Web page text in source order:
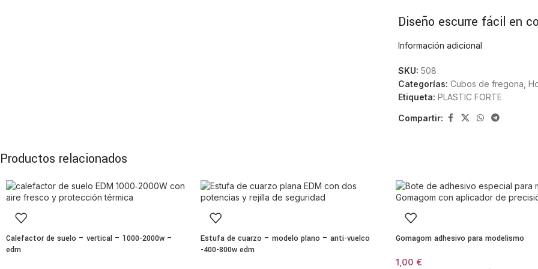
Diseño escurre fácil en
Este modelo incorpora un sistema
para quienes buscan utensilios
Material resistente y
Escurridor integrado
El escurridor integrado permite
cómoda. Su diseño mejora la
Información adicional
SKU:508
Categorías: Cubos de fregona
Etiqueta: PLASTIC FORTE
Compartir:
Productos relacionados
Calefactor de suelo – vertical – 1000-2000w –
edm
Estufa de cuarzo – modelo plano – anti-vuelco
-400-800w edm
Gomagom adhesivo para modelismo
1,00 €